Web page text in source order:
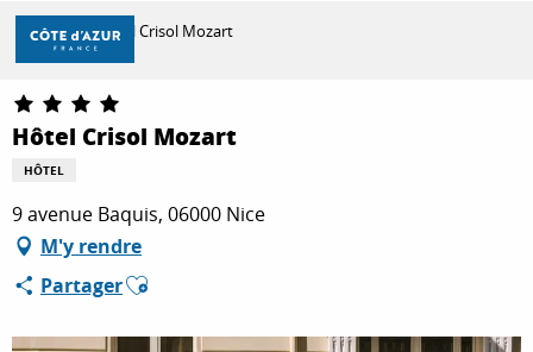
Aller
contenu
principal
DÉCOUVRIR
À FAIRE
SÉJOURNER
Accueil Hôtel Crisol Mozart
Hôtel Crisol Mozart
HÔTEL
9 avenue Baquis, 06000 Nice
M'y rendre
PartagerAjouter aux favoris